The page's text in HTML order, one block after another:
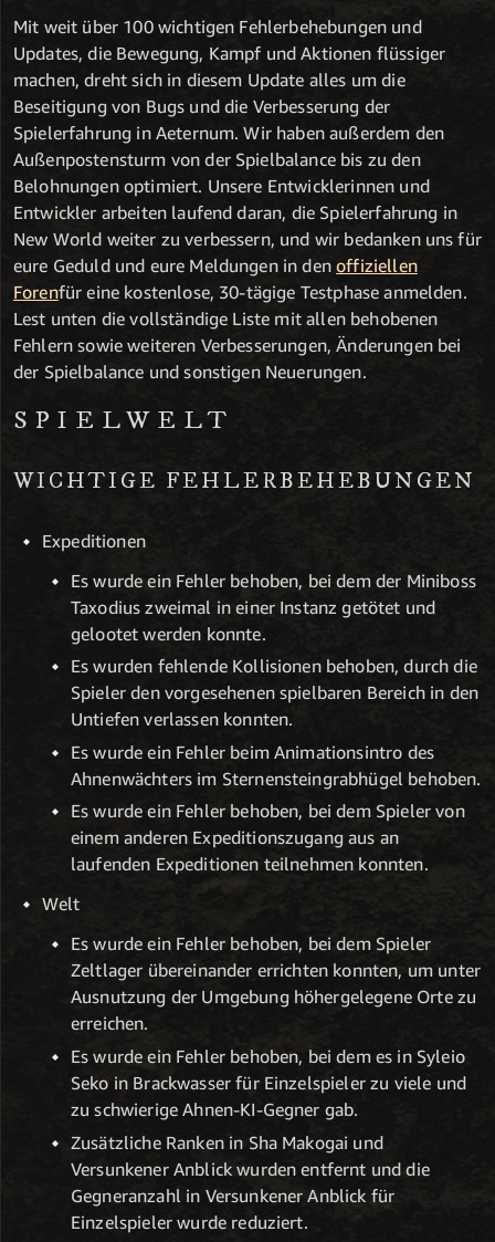
Mit weit über 100 wichtigen Fehlerbehebungen und
Updates, die Bewegung, Kampf und Aktionen flüssiger
machen, dreht sich in diesem Update alles um die
Beseitigung von Bugs und die Verbesserung der
Spielerfahrung in Aeternum. Wir haben außerdem den
Außenpostensturm von der Spielbalance bis zu den
Belohnungen optimiert. Unsere Entwicklerinnen und
Entwickler arbeiten laufend daran, die Spielerfahrung in
New World weiter zu verbessern, und wir bedanken uns für
eure Geduld und eure Meldungen in denoffiziellen
Forenfür eine kostenlose, 30-tägige Testphase anmelden.
Lest unten die vollständige Liste mit allen behobenen
Fehlern sowie weiteren Verbesserungen, Änderungen bei
der Spielbalance und sonstigen Neuerungen.
SPIELWELT
WICHTIGE FEHLERBEHE­BUNGEN
Expeditionen
Es wurde ein Fehler behoben, bei dem der Miniboss
Taxodius zweimal in einer Instanz getötet und
gelootet werden konnte.
Es wurden fehlende Kollisionen behoben, durch die
Spieler den vorgesehenen spielbaren Bereich in den
Untiefen verlassen konnten.
Es wurde ein Fehler beim Animationsintro des
Ahnenwächters im Sternensteingrabhügel behoben.
Es wurde ein Fehler behoben, bei dem Spieler von
einem anderen Expeditionszugang aus an
laufenden Expeditionen teilnehmen konnten.
Welt
Es wurde ein Fehler behoben, bei dem Spieler
Zeltlager übereinander errichten konnten, um unter
Ausnutzung der Umgebung höhergelegene Orte zu
erreichen.
Es wurde ein Fehler behoben, bei dem es in Syleio
Seko in Brackwasser für Einzelspieler zu viele und
zu schwierige Ahnen-KI-Gegner gab.
Zusätzliche Ranken in Sha Makogai und
Versunkener Anblick wurden entfernt und die
Gegneranzahl in Versunkener Anblick für
Einzelspieler wurde reduziert.